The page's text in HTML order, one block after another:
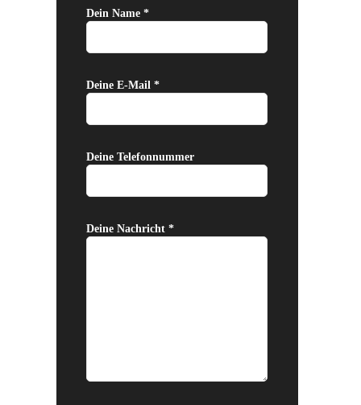
Dein Name *
Deine E-Mail *
Deine Telefonnummer
Deine Nachricht *